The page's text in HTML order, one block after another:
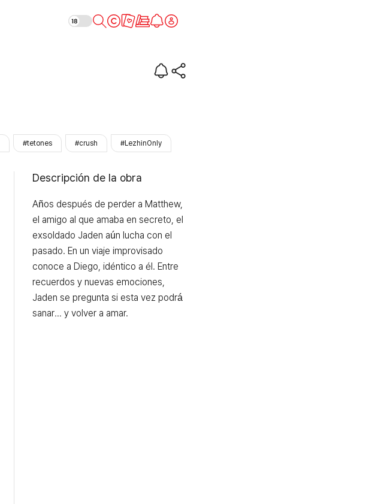
#tetones #crush #LezhinOnly
Descripción de la obra
Años después de perder a Matthew,
el amigo al que amaba en secreto, el
exsoldado Jaden aún lucha con el
pasado. En un viaje improvisado
conoce a Diego, idéntico a él. Entre
recuerdos y nuevas emociones,
Jaden se pregunta si esta vez podrá
sanar… y volver a amar.